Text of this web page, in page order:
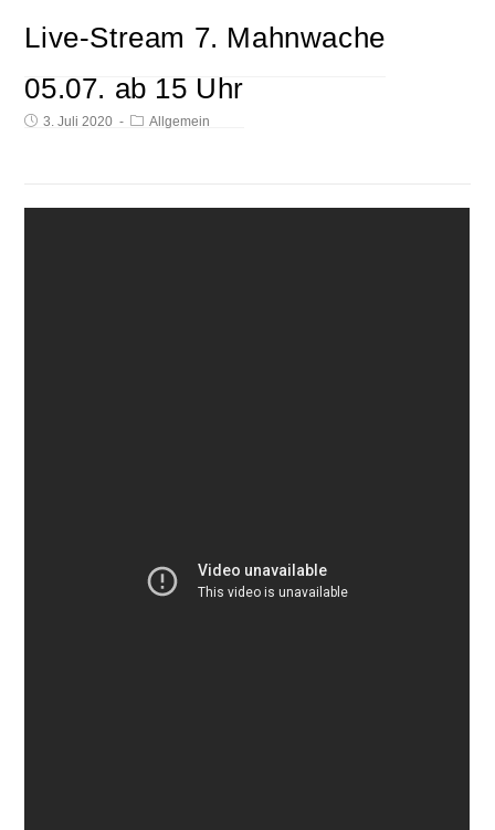
Live-Stream 7. Mahnwache
05.07. ab 15 Uhr
3. Juli 2020 Allgemein